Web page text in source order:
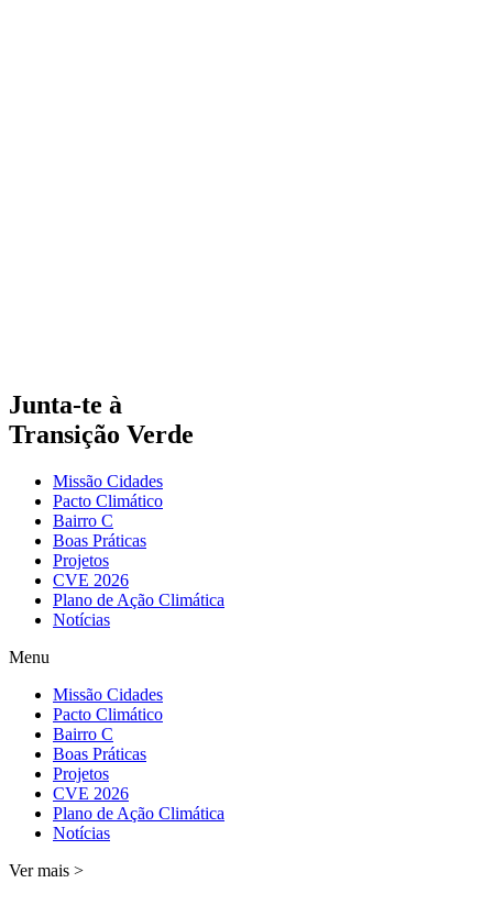
Junta-te à
Transição Verde
Missão Cidades
Pacto Climático
Bairro C
Boas Práticas
Projetos
CVE 2026
Plano de Ação Climática
Notícias
Menu
Missão Cidades
Pacto Climático
Bairro C
Boas Práticas
Projetos
CVE 2026
Plano de Ação Climática
Notícias
Ver mais >